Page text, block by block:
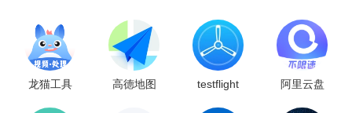
龙猫工具
高德地图
testflight
阿里云盘